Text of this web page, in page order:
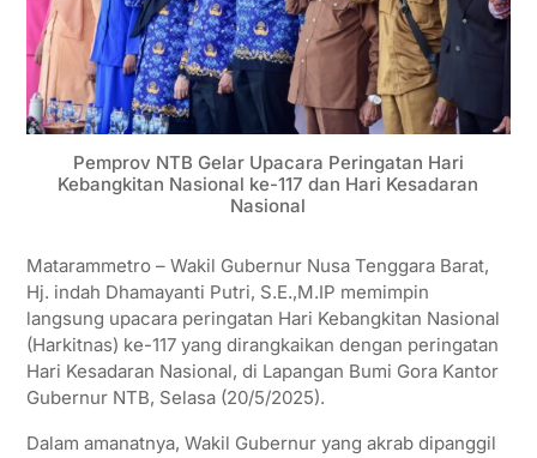
Pemprov NTB Gelar Upacara Peringatan Hari
Kebangkitan Nasional ke-117 dan Hari Kesadaran
Nasional
Matarammetro – Wakil Gubernur Nusa Tenggara Barat,
Hj. indah Dhamayanti Putri, S.E.,M.IP memimpin
langsung upacara peringatan Hari Kebangkitan Nasional
(Harkitnas) ke-117 yang dirangkaikan dengan peringatan
Hari Kesadaran Nasional, di Lapangan Bumi Gora Kantor
Gubernur NTB, Selasa (20/5/2025).
Dalam amanatnya, Wakil Gubernur yang akrab dipanggil